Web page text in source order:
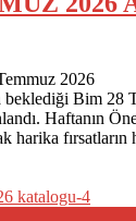
2026
Bim 28
Haftanın
harika